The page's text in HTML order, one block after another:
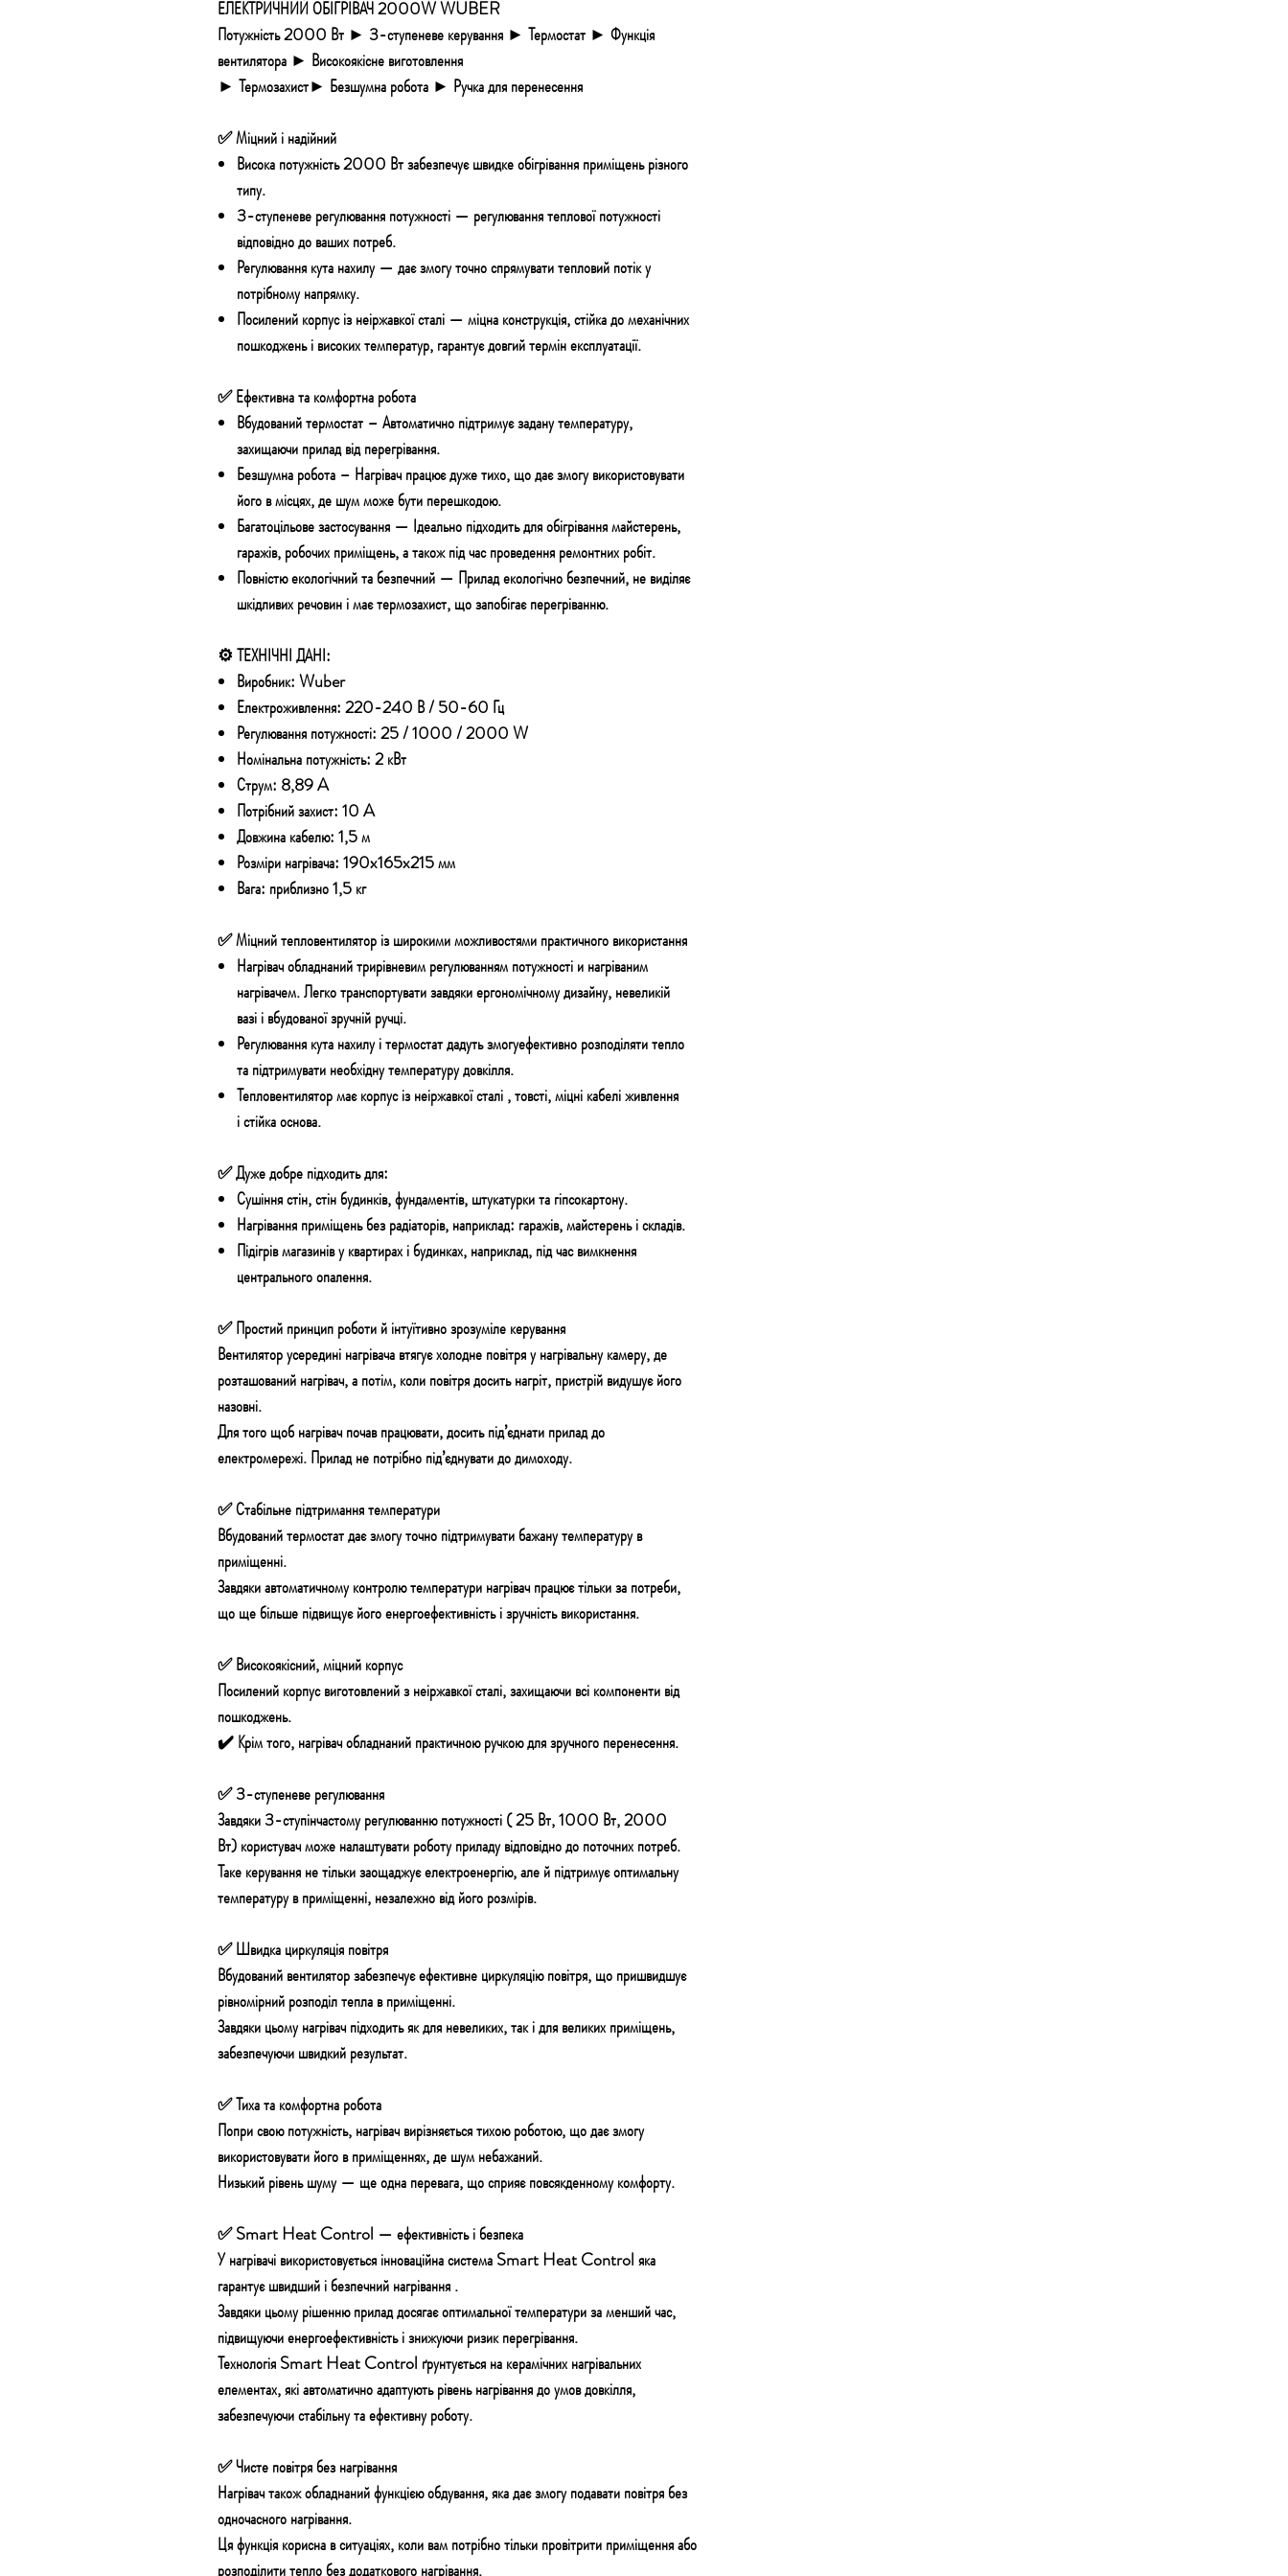
ЕЛЕКТРИЧНИЙ ОБІГРІВАЧ 2000W WUBER
Потужність 2000 Вт ► 3-ступеневе керування ► Термостат ► Функція
вентилятора ► Високоякісне виготовлення
► Термозахист► Безшумна робота ► Ручка для перенесення
✅ Міцний і надійний
Висока потужність 2000 Втзабезпечує швидке обігрівання приміщень різного
типу.
3-ступеневе регулювання потужності — регулюваннятеплової потужності
відповідно до ваших потреб.
Регулювання кута нахилу — дає змогу точно спрямувати тепловий потік у
потрібному напрямку.
Посилений корпус із неіржавкої сталі — міцна конструкція, стійка до механічних
пошкоджень і високих температур, гарантує довгий термін експлуатації.
✅ Ефективна та комфортна робота
Вбудований термостат –Автоматично підтримує задану температуру,
захищаючи прилад від перегрівання.
Безшумна робота – Нагрівач працює дуже тихо, що дає змогу використовувати
його в місцях, де шум може бути перешкодою.
Багатоцільове застосування — Ідеально підходить для обігрівання майстерень,
гаражів, робочих приміщень, а також під час проведення ремонтних робіт.
Повністю екологічний табезпечний — Прилад екологічно безпечний, не виділяє
шкідливих речовин і має термозахист, що запобігає перегріванню.
⚙️ ТЕХНІЧНІ ДАНІ:
Виробник:Wuber
Електроживлення:220-240 В / 50-60 Гц
Регулювання потужності:25 / 1000 / 2000 W
Номінальна потужність:2 кВт
Струм: 8,89 A
Потрібний захист:10 A
Довжина кабелю:1,5 м
Розміри нагрівача:190x165x215 мм
Вага: приблизно 1,5 кг
✅ Міцний тепловентилятор із широкими можливостями практичного використання
Нагрівач обладнанийтрирівневим регулюванням потужностіинагріваним
нагрівачем. Легко транспортуватизавдякиергономічному дизайну, невеликій
вазіі вбудованоїзручній ручці.
Регулювання кута нахилуі термостат дадуть змогуефективнорозподіляти тепло
та підтримуватинеобхіднутемпературу довкілля.
Тепловентилятор маєкорпус із неіржавкої сталі, товсті,міцні кабеліживлення
істійка основа.
✅ Дуже добре підходить для:
Сушіннястін, стін будинків, фундаментів, штукатурки та гіпсокартону.
Нагріванняприміщень без радіаторів, наприклад: гаражів, майстерень і складів.
Підігрів магазинів у квартирахі будинках, наприклад, під час вимкнення
центрального опалення.
✅ Простий принцип роботи й інтуїтивно зрозуміле керування
Вентилятор усередині нагрівача втягуєхолодне повітряу нагрівальну камеру, де
розташований нагрівач, а потім, коли повітрядосить нагріт, пристрій видушує його
назовні.
Для того щобнагрівачпочав працювати, досить під’єднати прилад до
електромережі.Прилад не потрібно під’єднувати до димоходу.
✅ Стабільне підтримання температури
Вбудованийтермостатдає змогу точнопідтримувати бажану температуру в
приміщенні.
Завдяки автоматичному контролю температуринагрівач працює тільки за потреби,
що ще більшепідвищує його енергоефективністьі зручність використання.
✅ Високоякісний, міцний корпус
Посилений корпусвиготовлений знеіржавкої сталі,захищаючивсі компоненти від
пошкоджень.
✔️ Крім того, нагрівач обладнанийпрактичною ручкою для зручного перенесення.
✅ 3-ступеневе регулювання
Завдяки3-ступінчастому регулюванню потужності(25 Вт, 1000 Вт, 2000
Вт)користувач може налаштувати роботу приладу відповідно до поточних потреб.
Таке керування не тількизаощаджує електроенергію, але й підтримує оптимальну
температуру в приміщенні,незалежно від його розмірів.
✅ Швидка циркуляція повітря
Вбудованийвентиляторзабезпечує ефективне циркуляцію повітря, щопришвидшує
рівномірний розподілтепла в приміщенні.
Завдяки цьому нагрівач підходить як для невеликих, так і для великих приміщень,
забезпечуючи швидкий результат.
✅ Тиха та комфортна робота
Попри свою потужність, нагрівачвирізняється тихою роботою, що дає змогу
використовувати його в приміщеннях, де шум небажаний.
Низький рівень шуму — ще одна перевага, що сприяє повсякденному комфорту.
✅ Smart Heat Control — ефективність і безпека
У нагрівачі використовуєтьсяінноваційна система Smart Heat Controlяка
гарантуєшвидший і безпечнийнагрівання.
Завдяки цьому рішенню прилад досягає оптимальної температуриза менший час,
підвищуючи енергоефективність і знижуючи ризик перегрівання.
ТехнологіяSmart Heat Control ґрунтується на керамічних нагрівальних
елементах, якіавтоматично адаптують рівень нагріваннядо умов довкілля,
забезпечуючи стабільну та ефективну роботу.
✅ Чисте повітря без нагрівання
Нагрівач також обладнанийфункцією обдування, яка дає змогу подавати повітрябез
одночасного нагрівання.
Ця функція кориснав ситуаціях, коли вам потрібно тількипровітрити приміщення або
розподілити теплобез додаткового нагрівання.